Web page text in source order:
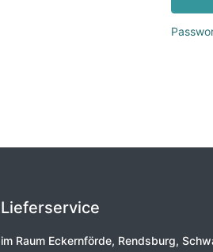
Lieferservice
im Raum Eckernförde, Rendsburg,